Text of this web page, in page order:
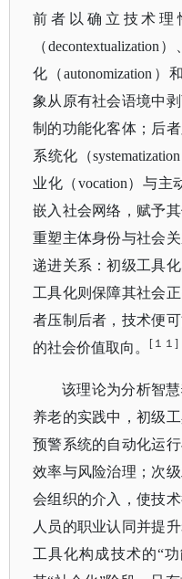
前者以确立技术理
（decontextualization
化（autonomization）
象从原有社会语境中
制的功能化客体；后
系统化（
业化（vocation）与主
嵌入社会网络，赋予
重塑主体身份与社会
递进关系：初级工具
工具化则保障其社会
者压制后者，技术便
的社会价值取向。
[１１]
该理论为分析智
养老的实践中，初级
预警系统的自动化运
效率与风险治理；次
会组织的介入，使技
人员的职业认同并提
工具化构成技术的“